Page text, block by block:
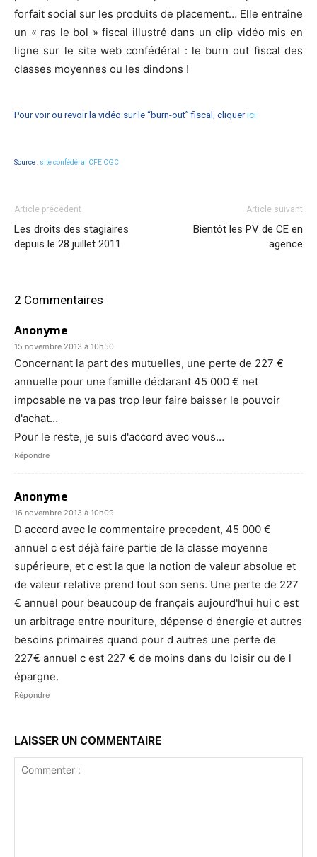
forfait social sur les produits de placement… Elle entraîne
un « ras le bol » fiscal illustré dans un clip vidéo mis en
ligne sur le site web confédéral : le burn out fiscal des
classes moyennes ou les dindons !
Pour voir ou revoir la vidéo sur le “burn-out” fiscal, cliquerici
Source : site confédéral CFE CGC
Article précédent
Les droits des stagiaires
depuis le 28 juillet 2011
Article suivant
Bientôt les PV de CE en
agence
2 Commentaires
Anonyme
15 novembre 2013 à 10h50
Concernant la part des mutuelles, une perte de 227 €
annuelle pour une famille déclarant 45 000 € net
imposable ne va pas trop leur faire baisser le pouvoir
d'achat…
Pour le reste, je suis d'accord avec vous…
Répondre
Anonyme
16 novembre 2013 à 10h09
D accord avec le commentaire precedent, 45 000 €
annuel c est déjà faire partie de la classe moyenne
supérieure, et c est la que la notion de valeur absolue et
de valeur relative prend tout son sens. Une perte de 227
€ annuel pour beaucoup de français aujourd'hui hui c est
un arbitrage entre nouriture, dépense d énergie et autres
besoins primaires quand pour d autres une perte de
227€ annuel c est 227 € de moins dans du loisir ou de l
épargne.
Répondre
LAISSER UN COMMENTAIRE